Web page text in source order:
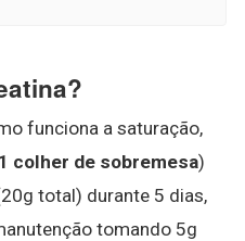
funciona a saturação,
1 colher de sobremesa)
total) durante 5 dias,
tomando 5g